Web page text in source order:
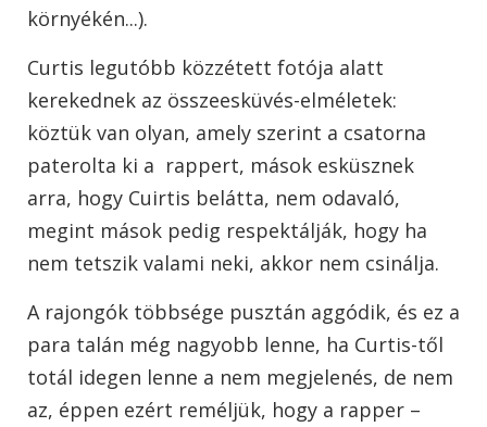
környékén...).
Curtis legutóbb közzétett fotója alatt
kerekednek az összeesküvés-elméletek:
köztük van olyan, amely szerint a csatorna
paterolta ki a rappert, mások esküsznek
arra, hogy Cuirtis belátta, nem odavaló,
megint mások pedig respektálják, hogy ha
nem tetszik valami neki, akkor nem csinálja.
A rajongók többsége pusztán aggódik, és ez a
para talán még nagyobb lenne, ha Curtis-től
totál idegen lenne a nem megjelenés, de nem
az, éppen ezért reméljük, hogy a rapper –